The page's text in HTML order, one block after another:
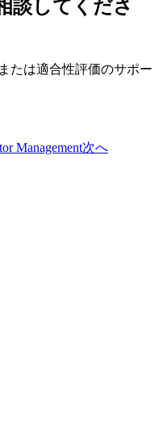
談してくださ
たは適合性評価のサポー
Management次へ